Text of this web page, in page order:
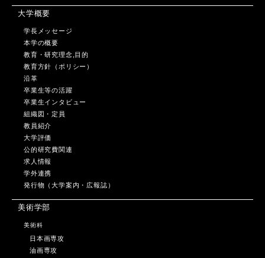
大学概要
学長メッセージ
本学の概要
教育・研究理念,目的
教育方針（ポリシー）
沿革
卒業生等の活躍
卒業生インタビュー
組織図・定員
教員紹介
大学評価
公的研究費関連
求人情報
学外連携
発行物（大学案内・広報誌）
美術学部
美術科
日本画専攻
油画専攻